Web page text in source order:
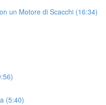
un Motore di Scacchi (16:34)
(5:40)